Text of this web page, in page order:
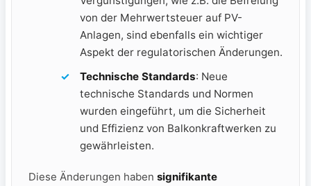
von der Mehrwertsteuer auf‍ PV-
Anlagen, sind ebenfalls ein wichtiger
Aspekt der⁣ regulatorischen Änderungen.
Technische ⁤Standards: ​Neue
technische ​Standards und Normen
wurden eingeführt, um die Sicherheit
und ⁣Effizienz ‌von Balkonkraftwerken zu
gewährleisten.
Diese⁢ Änderungen haben signifikante